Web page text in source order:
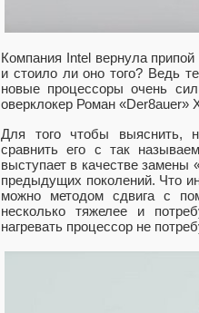
Компания Intel вернула
и стоило ли оно того? Ведь
новые процессоры очень
оверклокер Роман «Der8auer»
Для того чтобы выяснить,
сравнить его с так
выступает в качестве замены
предыдущих поколений. Что
можно методом сдвига с
несколько тяжелее и
нагревать процессор не